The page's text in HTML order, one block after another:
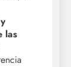
las